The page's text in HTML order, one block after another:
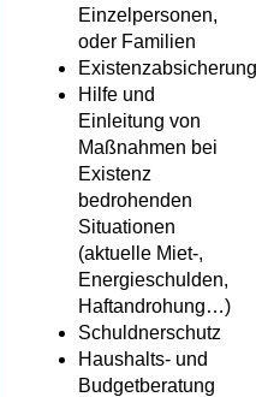
Einzelpersonen,
oder Familien
Existenzabsicherung
Hilfe und
Einleitung von
Maßnahmen bei
Existenz
bedrohenden
Situationen
(aktuelle Miet-,
Energieschulden,
Haftandrohung…)
Schuldnerschutz
Haushalts- und
Budgetberatung